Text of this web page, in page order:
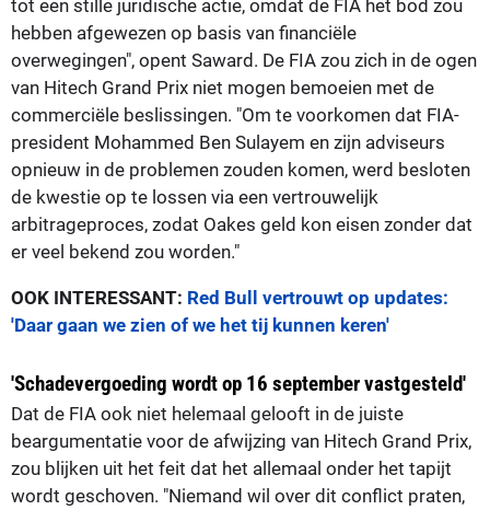
tot een stille juridische actie, omdat de FIA het bod zou
hebben afgewezen op basis van financiële
overwegingen", opent Saward. De FIA zou zich in de ogen
van Hitech Grand Prix niet mogen bemoeien met de
commerciële beslissingen. "Om te voorkomen dat FIA-
president Mohammed Ben Sulayem en zijn adviseurs
opnieuw in de problemen zouden komen, werd besloten
de kwestie op te lossen via een vertrouwelijk
arbitrageproces, zodat Oakes geld kon eisen zonder dat
er veel bekend zou worden."
OOK INTERESSANT: Red Bull vertrouwt op updates:
'Daar gaan we zien of we het tij kunnen keren'
'Schadevergoeding wordt op 16 september vastgesteld'
Dat de FIA ook niet helemaal gelooft in de juiste
beargumentatie voor de afwijzing van Hitech Grand Prix,
zou blijken uit het feit dat het allemaal onder het tapijt
wordt geschoven. "Niemand wil over dit conflict praten,